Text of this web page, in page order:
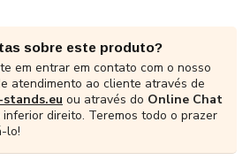
sobre este produto?
em entrar em contato com o nosso
atendimento ao cliente através de
ou através do Online Chat
direito. Teremos todo o prazer
lo!